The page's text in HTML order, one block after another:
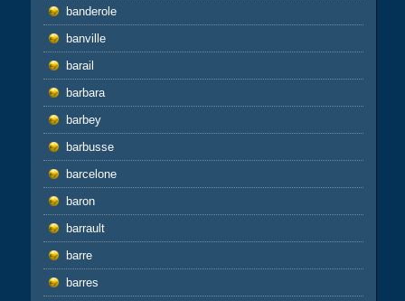
banderole
banville
barail
barbara
barbey
barbusse
barcelone
baron
barrault
barre
barres